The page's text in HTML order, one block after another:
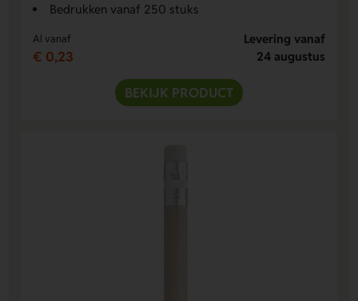
Bedrukken vanaf 250 stuks
Al vanaf
€ 0,23
Levering vanaf
24 augustus
BEKIJK PRODUCT